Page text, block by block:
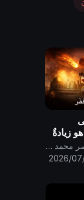
زيادةٌ
قناة الامام المهدي ناصر محمد اليماني
2026/